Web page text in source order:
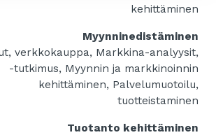
kehittäminen
Myynninedistäminen
verkkokauppa, Markkina-analyysit,
-tutkimus, Myynnin ja markkinoinnin
kehittäminen, Palvelumuotoilu,
tuotteistaminen
Tuotanto kehittäminen